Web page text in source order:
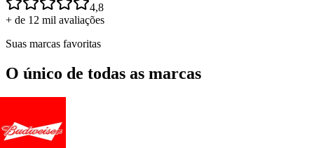
4,8
+ de 12 mil avaliações
Suas marcas favoritas
O único de todas as marcas